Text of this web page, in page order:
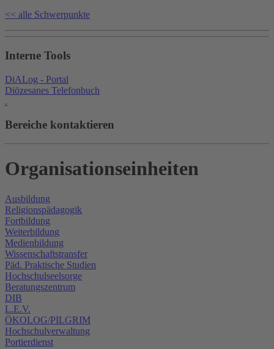
<< alle Schwerpunkte
Interne Tools
DiALog - Portal
Diözesanes Telefonbuch
.
Bereiche kontaktieren
Organisationseinheiten
Ausbildung
Religionspädagogik
Fortbildung
Weiterbildung
Medienbildung
Wissenschaftstransfer
Päd. Praktische Studien
Hochschulseelsorge
Beratungszentrum
DIB
L.E.V.
ÖKOLOG/PILGRIM
Hochschulverwaltung
Portierdienst